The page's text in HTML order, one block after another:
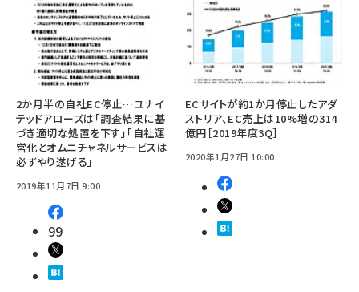
2か月半の自社EC停止…ユナイ
テッドアローズは「調査結果に基
づき適切な処置を下す」「自社運
営化とオムニチャネルサービスは
必ずやり遂げる」
2019年11月7日 9:00
99
ECサイトが約1か月停止したアダ
ストリア、EC売上は10%増の314
億円［2019年度3Q］
2020年1月27日 10:00